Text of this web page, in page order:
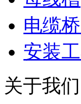
电缆
安装
关于我们